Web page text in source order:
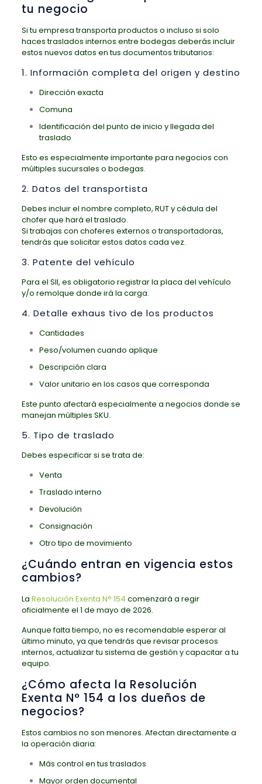
tu negocio
Si tu empresa transporta productos o incluso si solo
haces traslados internos entre bodegas deberás incluir
estos nuevos datos en tus documentos tributarios:
1. Información completa del origen y destino
Dirección exacta
Comuna
Identificación del punto de inicio y llegada del
traslado
Esto es especialmente importante para negocios con
múltiples sucursales o bodegas.
2. Datos del transportista
Debes incluir el nombre completo, RUT y cédula del
chofer que hará el traslado.
Si trabajas con choferes externos o transportadoras,
tendrás que solicitar estos datos cada vez.
3. Patente del vehículo
Para el SII, es obligatorio registrar la placa del vehículo
y/o remolque donde irá la carga.
4. Detalle exhaus tivo de los productos
Cantidades
Peso/volumen cuando aplique
Descripción clara
Valor unitario en los casos que corresponda
Este punto afectará especialmente a negocios donde se
manejan múltiples SKU.
5. Tipo de traslado
Debes especificar si se trata de:
Venta
Traslado interno
Devolución
Consignación
Otro tipo de movimiento
¿Cuándo entran en vigencia estos
cambios?
La Resolución Exenta N° 154 comenzará a regir
oficialmente el 1 de mayo de 2026.
Aunque falta tiempo, no es recomendable esperar al
último minuto, ya que tendrás que revisar procesos
internos, actualizar tu sistema de gestión y capacitar a tu
equipo.
¿Cómo afecta la Resolución
Exenta N° 154 a los dueños de
negocios?
Estos cambios no son menores. Afectan directamente a
la operación diaria:
Más control en tus traslados
Mayor orden documental